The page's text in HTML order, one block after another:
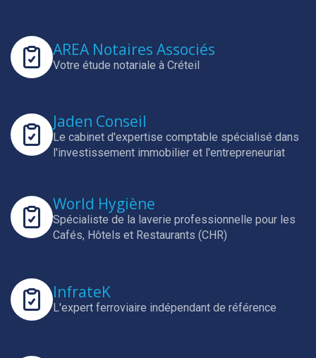
AREA Notaires Associés
Votre étude notariale à Créteil
Jaden Conseil
Le cabinet d'expertise comptable spécialisé dans
l'investissement immobilier et l'entrepreneuriat
World Hygiène
Spécialiste de la laverie professionnelle pour les
Cafés, Hôtels et Restaurants (CHR)
InfrateK
L'expert ferroviaire indépendant de référence